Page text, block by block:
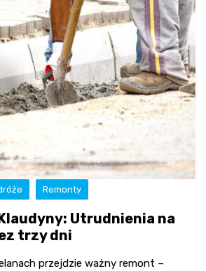
Remonty
Utrudnienia na
trzy dni
przejdzie ważny remont –